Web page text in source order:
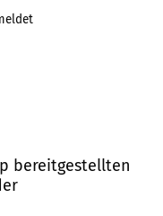
bereitgestellten